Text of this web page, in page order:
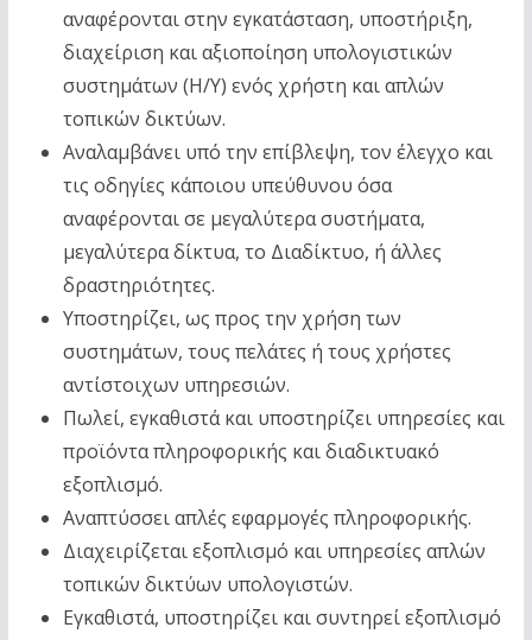
αναφέρονται στην εγκατάσταση, υποστήριξη,
διαχείριση και αξιοποίηση υπολογιστικών
συστημάτων (Η/Υ) ενός χρήστη και απλών
τοπικών δικτύων.
Αναλαμβάνει υπό την επίβλεψη, τον έλεγχο και
τις οδηγίες κάποιου υπεύθυνου όσα
αναφέρονται σε μεγαλύτερα συστήματα,
μεγαλύτερα δίκτυα, το Διαδίκτυο, ή άλλες
δραστηριότητες.
Υποστηρίζει, ως προς την χρήση των
συστημάτων, τους πελάτες ή τους χρήστες
αντίστοιχων υπηρεσιών.
Πωλεί, εγκαθιστά και υποστηρίζει υπηρεσίες και
προϊόντα πληροφορικής και διαδικτυακό
εξοπλισμό.
Αναπτύσσει απλές εφαρμογές πληροφορικής.
Διαχειρίζεται εξοπλισμό και υπηρεσίες απλών
τοπικών δικτύων υπολογιστών.
Εγκαθιστά, υποστηρίζει και συντηρεί εξοπλισμό